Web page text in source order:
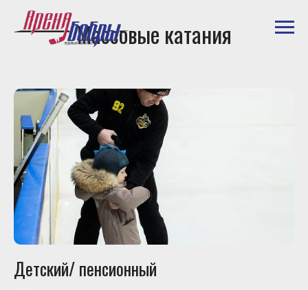
Массовые катания
Детский/ пенсионный